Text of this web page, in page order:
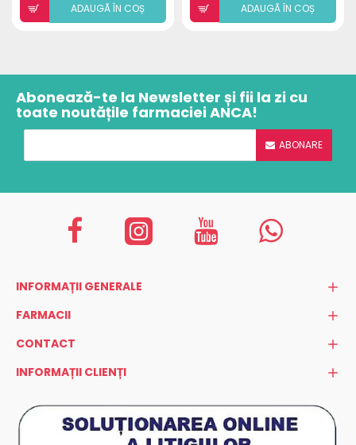
ADAUGÃ ÎN COȘ ADAUGÃ ÎN COȘ
Abonează-te la Newsletter și fii la zi cu
toate noutățile farmaciei ANCA!
ABONARE
INFORMAȚII GENERALE
FARMACII
CONTACT
INFORMAȚII CLIENȚI